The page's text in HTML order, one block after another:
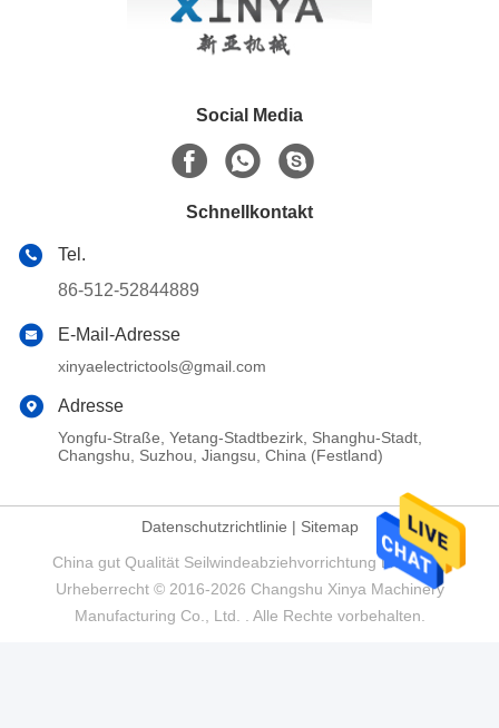
Social Media
Schnellkontakt
Tel.
86-512-52844889
E-Mail-Adresse
xinyaelectrictools@gmail.com
Adresse
Yongfu-Straße, Yetang-Stadtbezirk, Shanghu-Stadt,
Changshu, Suzhou, Jiangsu, China (Festland)
Datenschutzrichtlinie | Sitemap
China gut Qualität Seilwindeabziehvorrichtung Lieferant.
Urheberrecht © 2016-2026 Changshu Xinya Machinery
Manufacturing Co., Ltd. . Alle Rechte vorbehalten.